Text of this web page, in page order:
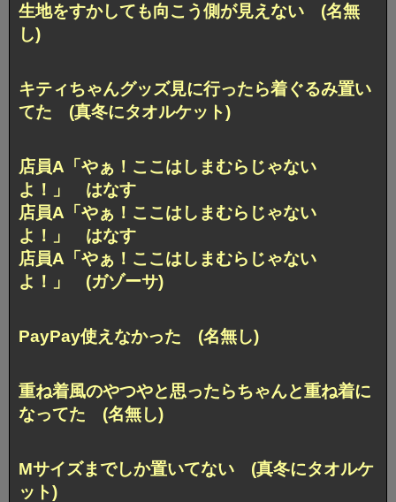
生地をすかしても向こう側が見えない (名無
し)
キティちゃんグッズ見に行ったら着ぐるみ置い
てた (真冬にタオルケット)
店員A「やぁ！ここはしまむらじゃない
よ！」 はなす
店員A「やぁ！ここはしまむらじゃない
よ！」 はなす
店員A「やぁ！ここはしまむらじゃない
よ！」 (ガゾーサ)
PayPay使えなかった (名無し)
重ね着風のやつやと思ったらちゃんと重ね着に
なってた (名無し)
Mサイズまでしか置いてない (真冬にタオルケ
ット)